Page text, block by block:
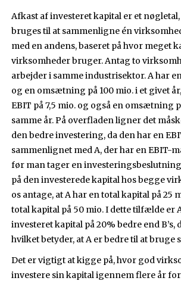
Afkast af investeret kapital er et
bruges til at sammenligne én
med en andens, baseret på hvor meget
virksomheder bruger. Antag to
arbejder i samme industrisektor. A har
og en omsætning på 100 mio. i et givet
EBIT på 7,5 mio. og også en omsætning
samme år. På overfladen ligner det
den bedre investering, da den har en
sammenlignet med A, der har en EBIT-
før man tager en
på den investerede kapital hos begge
os antage, at A har en total kapital på 25
total kapital på 50 mio. I dette tilfælde er
investeret kapital på 20% bedre end B’s,
hvilket betyder, at A er bedre til at bruge
Det er vigtigt at kigge på, hvor god
investere sin kapital igennem flere år for